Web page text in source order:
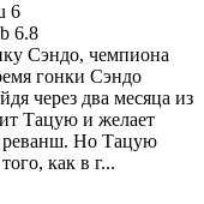
6
6.8
Сэндо, чемпиона
гонки Сэндо
через два месяца из
Тацую и желает
реванш. Но Тацую
как в г...